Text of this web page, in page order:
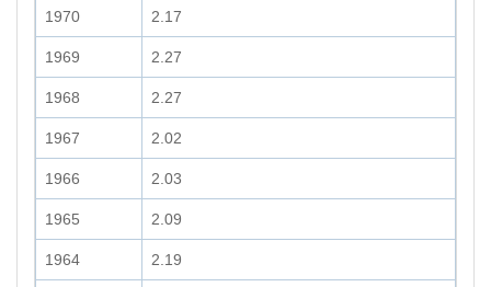
1970 2.17
1969 2.27
1968 2.27
1967 2.02
1966 2.03
1965 2.09
1964 2.19